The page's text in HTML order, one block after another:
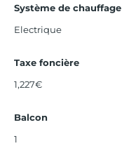
Système de chauffage
Electrique
Taxe foncière
1,227€
Balcon
1